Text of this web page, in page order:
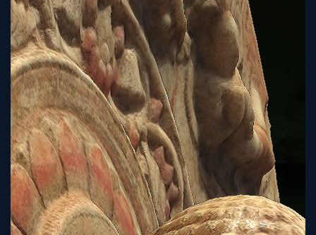
Fusion
Viz4D
Mesh
Pricing
Tutorial
Viz4D
Fusion
Tutorial